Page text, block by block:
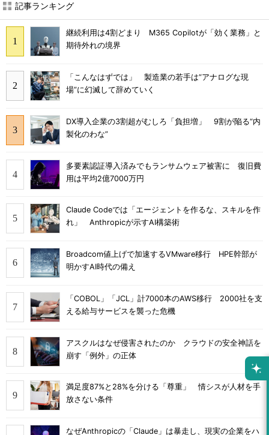
記事ランキング
継続利用は4割どまり M365 Copilotが「効く業務」と
期待外れの境界
「こんなはずでは」 製造業の若手は“アナログな現
場”に幻滅して辞めていく
DX導入企業の3割超がむしろ「負担増」 9割が陥る“内
製化のわな”
多要素認証導入済みでもランサムウェア被害に 復旧費
用は平均2億7000万円
Claude Codeでは「エージェントを作るな、スキルを作
れ」 Anthropicが示すAI構築術
Broadcom値上げで加速するVMware移行 HPE幹部が
明かすAI時代の備え
「COBOL」「JCL」計7000本のAWS移行 2000社を支
える給与サービスを襲った危機
アスクルはなぜ侵害されたのか クラウドの安全神話を
崩す「例外」の正体
満足度87%と28%を分ける「尊重」 情シスが人材を手
放さない条件
なぜAnthropicの「Claude」は暴走し、現実の企業をハ